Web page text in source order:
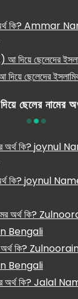
অর্থ কি? Ammar
ছেলেদের
ছেলের নামের
অর্থ কি? joynul
অর্থ কি?
Bengali